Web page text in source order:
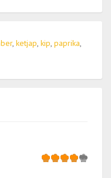
, ketjap, kip, paprika,